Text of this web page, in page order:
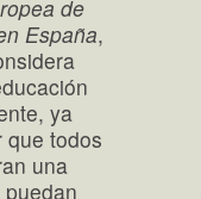
de
España,
ya
que todos
una